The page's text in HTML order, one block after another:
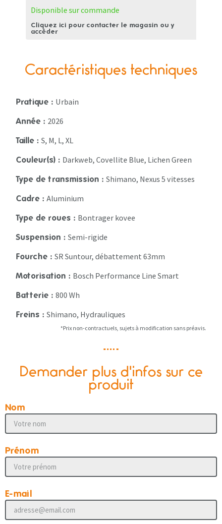
Disponible sur commande
Cliquez ici pour contacter le magasin ou y
accéder
Caractéristiques techniques
Pratique : Urbain
Année : 2026
Taille : S, M, L, XL
Couleur(s) : Darkweb, Covellite Blue, Lichen Green
Type de transmission : Shimano, Nexus 5 vitesses
Cadre : Aluminium
Type de roues : Bontrager kovee
Suspension : Semi-rigide
Fourche : SR Suntour, débattement 63mm
Motorisation : Bosch Performance Line Smart
Batterie : 800 Wh
Freins : Shimano, Hydrauliques
*Prix non-contractuels, sujets à modification sans préavis.
Demander plus d'infos sur ce
produit
Nom
Prénom
E-mail